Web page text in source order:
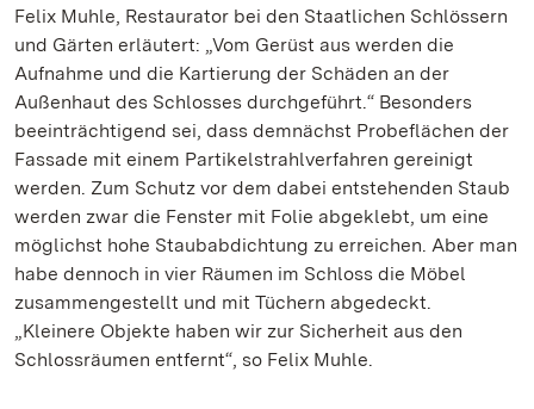
Felix Muhle, Restaurator bei den Staatlichen Schlössern
und Gärten erläutert: „Vom Gerüst aus werden die
Aufnahme und die Kartierung der Schäden an der
Außenhaut des Schlosses durchgeführt.“ Besonders
beeinträchtigend sei, dass demnächst Probeflächen der
Fassade mit einem Partikelstrahlverfahren gereinigt
werden. Zum Schutz vor dem dabei entstehenden Staub
werden zwar die Fenster mit Folie abgeklebt, um eine
möglichst hohe Staubabdichtung zu erreichen. Aber man
habe dennoch in vier Räumen im Schloss die Möbel
zusammengestellt und mit Tüchern abgedeckt.
„Kleinere Objekte haben wir zur Sicherheit aus den
Schlossräumen entfernt“, so Felix Muhle.